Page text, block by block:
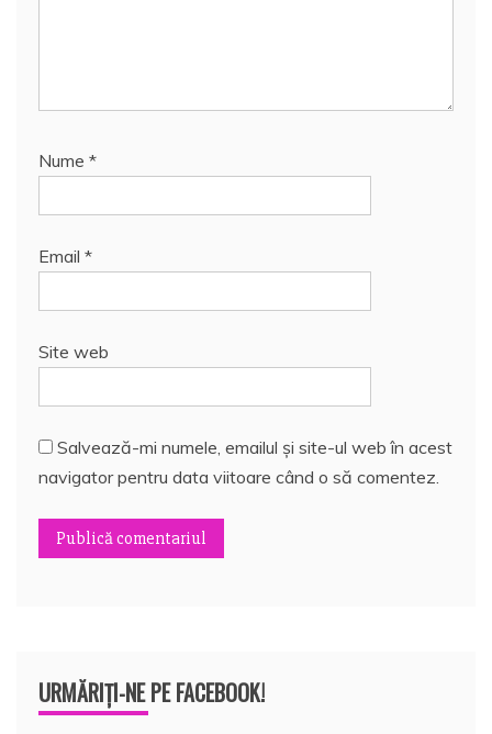
Nume *
Email *
Site web
Salvează-mi numele, emailul și site-ul web în acest
navigator pentru data viitoare când o să comentez.
URMĂRIȚI-NE PE FACEBOOK!